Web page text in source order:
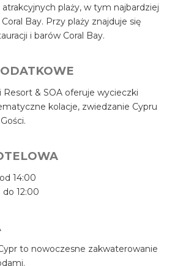
plaży, w tym najbardziej
Bay. Przy plaży znajduje się
i barów Coral Bay.
Resort & SOA oferuje wycieczki
kolacje, zwiedzanie Cypru
14:00
12:00
to nowoczesne zakwaterowanie